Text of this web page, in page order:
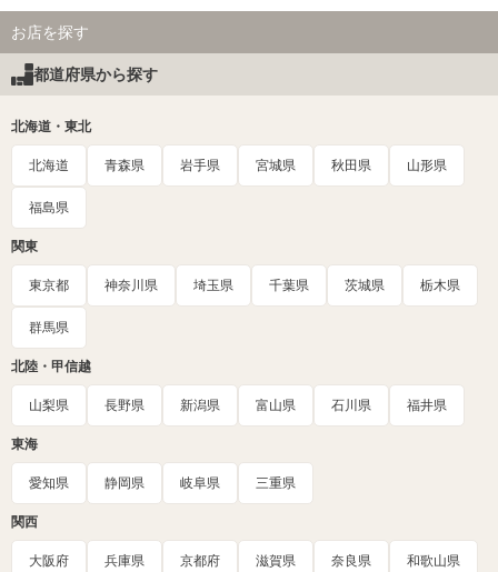
お店を探す
都道府県から探す
北海道・東北
北海道 青森県 岩手県 宮城県 秋田県 山形県
福島県
関東
東京都 神奈川県 埼玉県 千葉県 茨城県 栃木県
群馬県
北陸・甲信越
山梨県 長野県 新潟県 富山県 石川県 福井県
東海
愛知県 静岡県 岐阜県 三重県
関西
大阪府 兵庫県 京都府 滋賀県 奈良県 和歌山県